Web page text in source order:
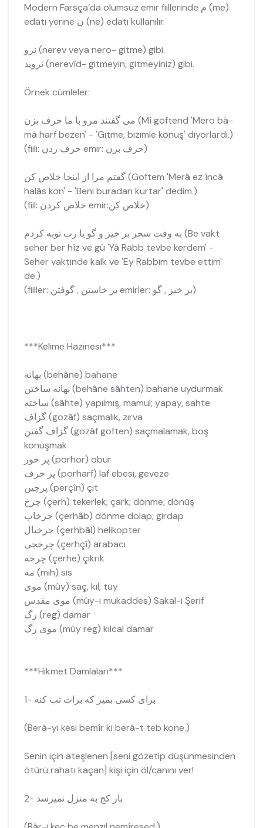
Modern Farsça’da olumsuz emir fiillerinde م (me)
edatı yerine ن (ne) edatı kullanılır.
نرو (nerev veya nero- gitme) gibi.
نرويد (nerevîd- gitmeyin, gitmeyiniz) gibi.
Örnek cümleler:
می گفتند مرو با ما حرف بزن (Mî goftend 'Mero bâ-
mâ harf bezen' - 'Gitme, bizimle konuş' diyorlardı.)
(fiili: حرف زدن emir: حرف بزن)
گفتم مرا از اینجا خلاص کن (Goftem 'Merâ ez încâ
halâs kon' - 'Beni buradan kurtar' dedim.)
(fiil: خلاص کردن emir:خلاص کن)
به وقت سحر بر خیز و گو یا رب توبه کردم (Be vakt
seher ber hîz ve gû 'Yâ Rabb tevbe kerdem' -
Seher vaktinde kalk ve 'Ey Rabbim tevbe ettim'
de.)
(fiiller: بر خاستن , گوفتن emirler: بر خیز , گو)
***Kelime Hazinesi***
بهانه (behâne) bahane
بهانه ساختن (behâne sâhten) bahane uydurmak
ساخته (sâhte) yapılmış, mamul; yapay, sahte
گزاف (gozâf) saçmalık, zırva
گزاف گفتن (gozâf goften) saçmalamak, boş
konuşmak
پر خور (porhor) obur
پر حرف (porharf) laf ebesi, geveze
پرچين (perçîn) çit
چرخ (çerh) tekerlek; çark; dönme, dönüş
چرخاب (çerhâb) dönme dolap; girdap
جرخبال (çerhbâl) helikopter
چرخجی (çerhçî) arabacı
چرخه (çerhe) çıkrık
مه (mih) sis
موی (mûy) saç, kıl, tüy
موی مقدس (mûy-i mukaddes) Sakal-ı Şerif
رگ (reg) damar
موی رگ (mûy reg) kılcal damar
***Hikmet Damlaları***
1- برای کسی بمیر که برات تب کنه
(Berâ-yi kesi bemîr ki berâ-t teb kone.)
Senin için ateşlenen [seni gözetip düşünmesinden
ötürü rahatı kaçan] kişi için öl/canını ver!
2- بار کج به منزل نمیرسد